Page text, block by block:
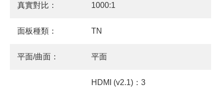
真實對比： 1000:1
面板種類： TN
平面/曲面： 平面
HDMI (v2.1)：3